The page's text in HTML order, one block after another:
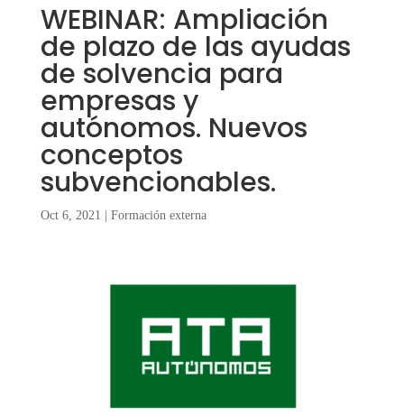
WEBINAR: Ampliación
de plazo de las ayudas
de solvencia para
empresas y
autónomos. Nuevos
conceptos
subvencionables.
Oct 6, 2021 Formación externa